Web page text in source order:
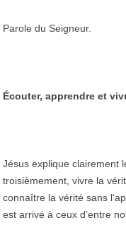
Parole du Seigneur.
Écouter, apprendre et
Jésus explique clairement
troisièmement, vivre la
connaître la vérité sans
est arrivé à ceux d’entre